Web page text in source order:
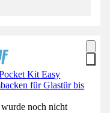
Kit Easy
für Glastür bis
noch nicht